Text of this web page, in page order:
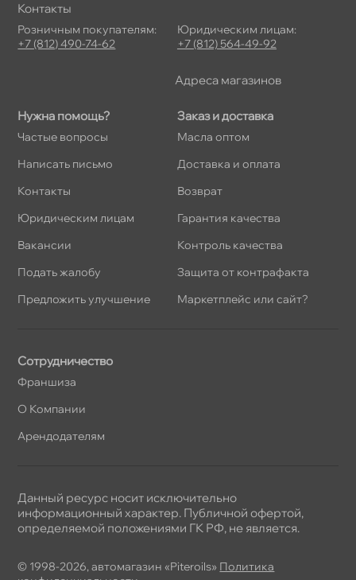
Нужна помощь?
Частые вопросы
Написать письмо
Контакты
Юридическим лицам
акансии
Подать жалобу
Предложить улучшение
Заказ и доставка
Масла оптом
Доставка и оплата
озврат
Гарантия качества
Контроль качества
Защита от контрафакта
Маркетплейс или сайт?
Сотрудничество
Франшиза
О Компании
Арендодателям
Контакты
Розничным покупателям:
+7 (812) 490-74-62
Юридическим лицам:
+7 (812) 564-49-92
Адреса магазино
© 1998-2026, автомагазин «Piteroils» Политика
Данный ресурс носит исключительно
информационный характер. Публичной офертой,
определяемой положениями ГК РФ, не является.